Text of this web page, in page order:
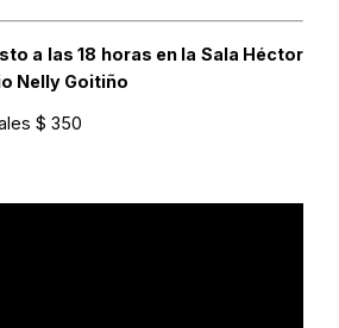
a las 18 horas en la Sala Héctor
Nelly Goitiño
$ 350